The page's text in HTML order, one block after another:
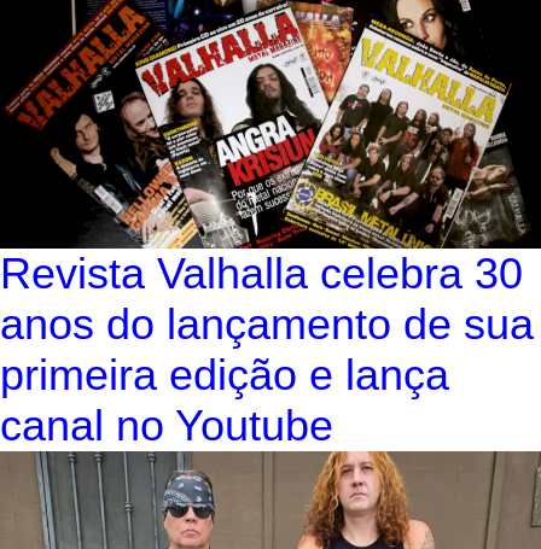
Revista Valhalla celebra 30
anos do lançamento de sua
primeira edição e lança
canal no Youtube